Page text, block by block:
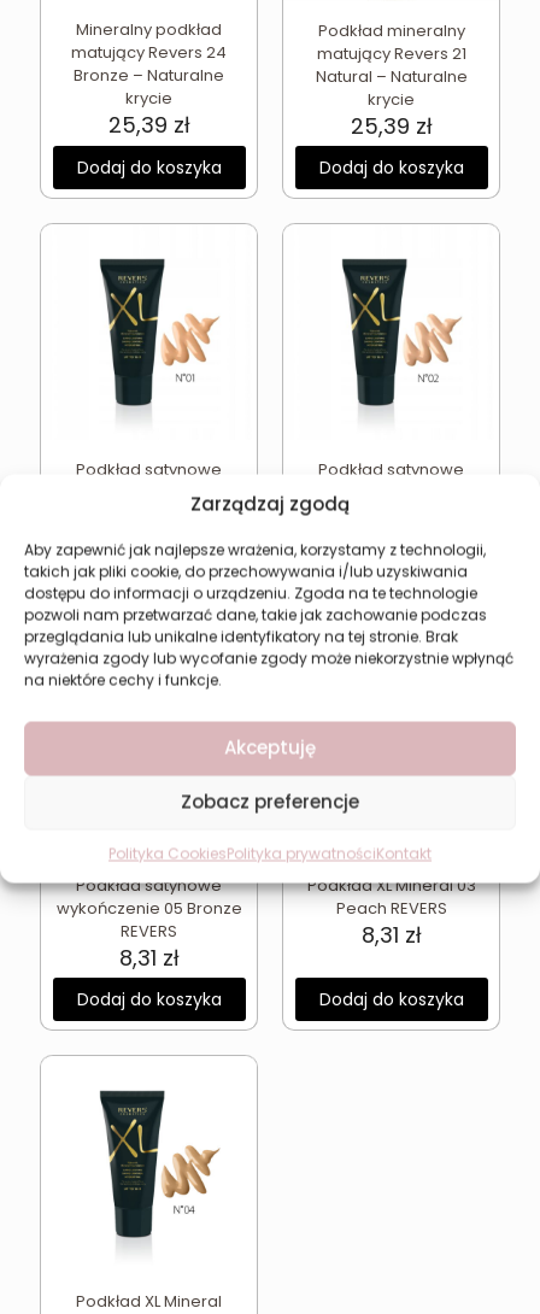
Zarządzaj zgodą
Aby zapewnić jak najlepsze wrażenia, korzystamy z technologii,
takich jak pliki cookie, do przechowywania i/lub uzyskiwania
dostępu do informacji o urządzeniu. Zgoda na te technologie
pozwoli nam przetwarzać dane, takie jak zachowanie podczas
przeglądania lub unikalne identyfikatory na tej stronie. Brak
wyrażenia zgody lub wycofanie zgody może niekorzystnie wpłynąć
na niektóre cechy i funkcje.
Akceptuję
Zobacz preferencje
Polityka CookiesPolityka prywatnościKontakt
Mineralny podkład
matujący Revers 24
Bronze – Naturalne
krycie
25,39 zł
Dodaj do koszyka
Podkład mineralny
matujący Revers 21
Natural – Naturalne
krycie
25,39 zł
Dodaj do koszyka
Podkład satynowe
wykończenie 01 Natural
8,31zł
Dodaj do koszyka
Podkład satynowe
wykończenie 02 Beige
8,31zł
Dodaj do koszyka
Podkład satynowe
wykończenie 05 Bronze
REVERS
8,31 zł
Dodaj do koszyka
Podkład XL Mineral 03
Peach REVERS
8,31 zł
Dodaj do koszyka
Podkład XL Mineral